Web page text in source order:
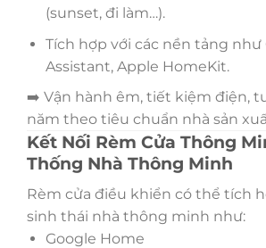
(sunset, đi làm…).
Tích hợp với các nền tảng như
Assistant, Apple HomeKit.
➡️ Vận hành êm, tiết kiệm điện,
năm theo tiêu chuẩn nhà sản
Kết Nối Rèm Cửa Thông
Thống Nhà Thông Minh
Rèm cửa điều khiển có thể tích
sinh thái nhà thông minh như:
Google Home